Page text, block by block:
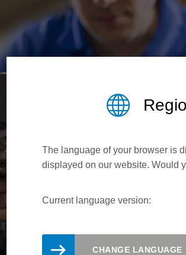
The language of your browser is
displayed on our website. Would
Current language version:
CHANGE LANGUAGE